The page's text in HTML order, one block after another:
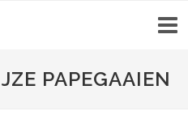
PAPEGAAIEN